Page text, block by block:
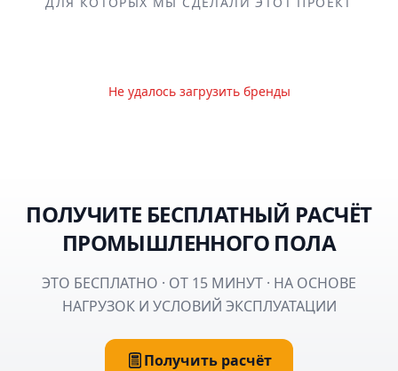
Не удалось загрузить бренды
ПОЛУЧИТЕ БЕСПЛАТНЫЙ РАСЧЁТ
ПРОМЫШЛЕННОГО ПОЛА
ЭТО БЕСПЛАТНО · ОТ 15 МИНУТ · НА ОСНОВЕ
НАГРУЗОК И УСЛОВИЙ ЭКСПЛУАТАЦИИ
Получить расчёт